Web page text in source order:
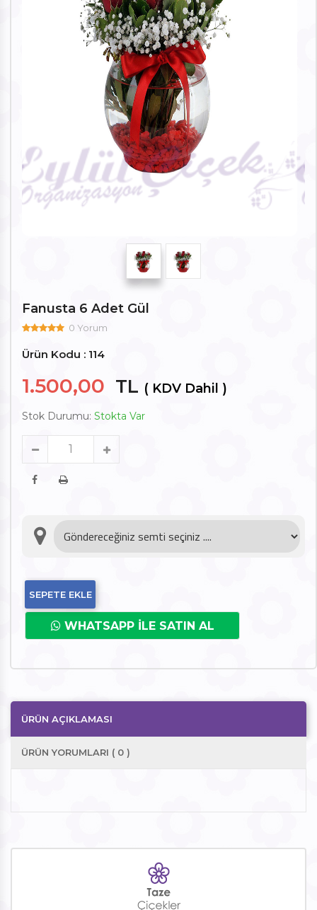
Fanusta 6 Adet Gül
0 Yorum
Ürün Kodu : 114
1.500,00 TL ( KDV Dahil )
Stok Durumu: Stokta Var
SEPETE EKLE
WHATSAPP İLE SATIN AL
ÜRÜN AÇIKLAMASI
ÜRÜN YORUMLARI ( 0 )